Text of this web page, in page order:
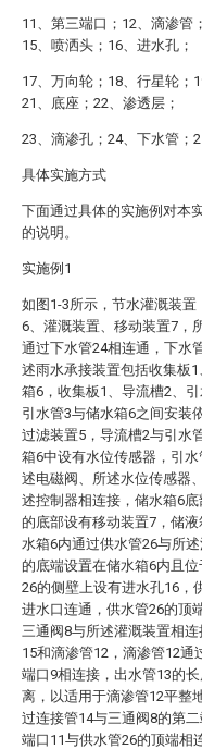
11、第三端口；12、滴渗管
15、喷洒头；16、进水孔；
17、万向轮；18、行星轮；
21、底座；22、渗透层；
23、滴渗孔；24、下水管；
具体实施方式
下面通过具体的实施例对本
的说明。
实施例1
如图1-3所示，节水灌溉装
6、灌溉装置、移动装置7，
通过下水管24相连通，下水
述雨水承接装置包括收集板
箱6，收集板1、导流槽2、
引水管3与储水箱6之间安装
过滤装置5，导流槽2与引水
箱6中设有水位传感器，引
述电磁阀、所述水位传感器
述控制器相连接，储水箱6
的底部设有移动装置7，储
水箱6内通过供水管26与所
的底端设置在储水箱6内且
26的侧壁上设有进水孔16，
进水口连通，供水管26的顶
三通阀8与所述灌溉装置相
15和滴渗管12，滴渗管12通
端口9相连接，出水管13的
离，以适用于滴渗管12平整
过连接管14与三通阀8的第
端口11与供水管26的顶端相